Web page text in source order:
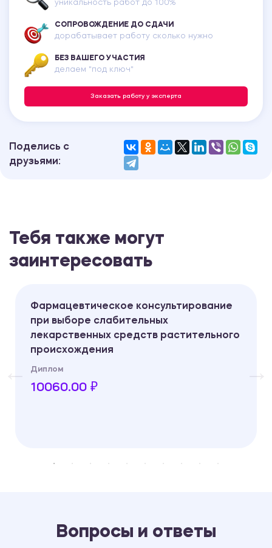
уникальность работ до 100%
СОПРОВОЖДЕНИЕ ДО СДАЧИ
дорабатывает работу сколько нужно
БЕЗ ВАШЕГО УЧАСТИЯ
делаем "под ключ"
Заказать работу у эксперта
Поделись с
друзьями:
Тебя также могут
заинтересовать
Фармацевтическое консультирование
при выборе слабительных
лекарственных средств растительного
происхождения
Диплом
10060.00 ₽
Вопросы и ответы